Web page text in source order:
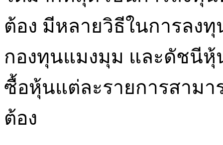
ต้อง มีหลายวิธีในการลง
กองทุนแมงมุม และดัชนีหุ้
ซื้อหุ้นแต่ละรายการสามา
ต้อง